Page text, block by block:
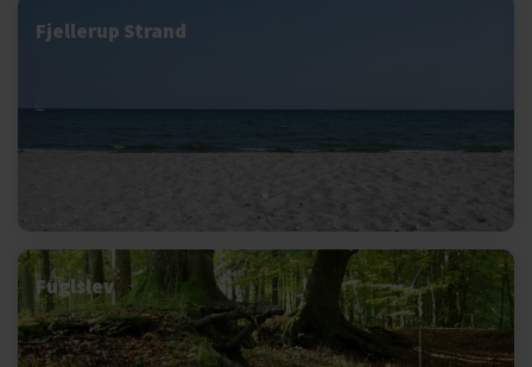
Fjellerup Strand
Fuglslev